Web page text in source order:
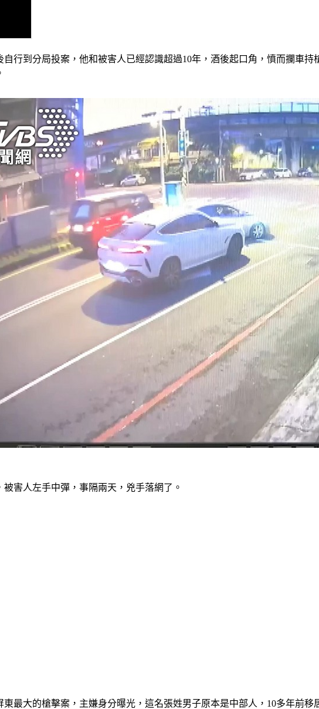
行到分局投案，他和被害人已經認識超過10年，酒後起口角，憤而攔車
害人左手中彈，事隔兩天，兇手落網了。
最大的槍擊案，主嫌身分曝光，這名張姓男子原本是中部人，10多年前